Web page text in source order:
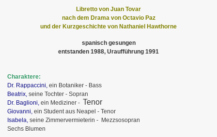
Libretto von Juan Tovar
nach dem Drama von Octavio Paz
und der Kurzgeschichte von Nathaniel Hawthorne
spanisch gesungen
entstanden 1988, Uraufführung 1991
Charaktere:
Dr. Rappaccini, ein Botaniker - Bass
Beatrix, seine Tochter - Sopran
Dr. Baglioni, ein Mediziner - Tenor
Giovanni, ein Student aus Neapel - Tenor
Isabela, seine Zimmervermieterin - Mezzsosopran
Sechs Blumen